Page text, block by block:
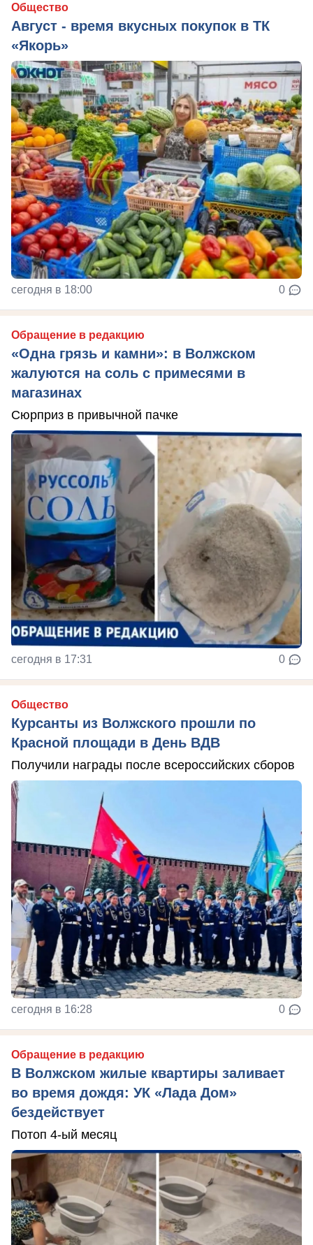
Общество
Август - время вкусных покупок в ТК
«Якорь»
сегодня в 18:00 0
Обращение в редакцию
«Одна грязь и камни»: в Волжском
жалуются на соль с примесями в
магазинах
Сюрприз в привычной пачке
сегодня в 17:31 0
Общество
Курсанты из Волжского прошли по
Красной площади в День ВДВ
Получили награды после всероссийских сборов
сегодня в 16:28 0
Обращение в редакцию
В Волжском жилые квартиры заливает
во время дождя: УК «Лада Дом»
бездействует
Потоп 4-ый месяц